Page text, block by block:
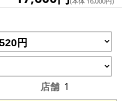
店舗 1